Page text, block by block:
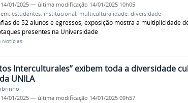
14/01/2025 — última modificação 14/01/2025 10h05
estudantes, institucional, multiculturalidade, diversidade
de 52 alunos e egressos, exposição mostra a multiplicidade
presentes na Universidade
Notícias
Interculturales” exibem toda a diversidade
UNILA
14/01/2025 — última modificação 14/01/2025 09h57